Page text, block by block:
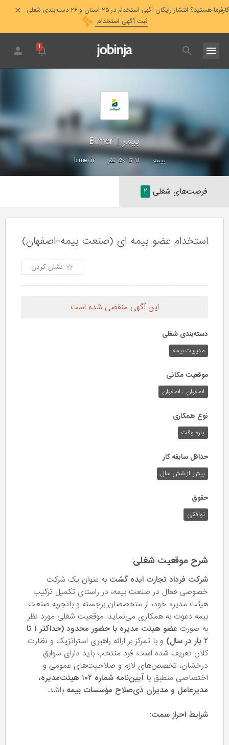
کارفرما هستید؟ انتشار رایگان آگهی استخدام در ۲۵ استان و ۲۶ دسته‌بندی شغلی
ثبت آگهی استخدام
۱
بیمر|
Bimer
بیمه ۱۱ تا ۵۰ نفر bimer.ir
فرصت‌های شغلی ۲
استخدام عضو بیمه ای (صنعت بیمه-اصفهان)
نشان کردن
این آگهی منقضی شده است
دسته‌بندی شغلی
مدیریت بیمه
موقعیت مکانی
اصفهان ، اصفهان
نوع همکاری
پاره وقت
حداقل سابقه کار
بیش از شش سال
حقوق
توافقی
شرح موقعیت شغلی
شرکت فرداد تجارت ایده گشت به عنوان یک شرکت
خصوصی فعال در صنعت بیمه، در راستای تکمیل ترکیب
هیئت مدیره خود، از متخصصان برجسته و باتجربه صنعت
بیمه دعوت به همکاری می‌نماید. موقعیت شغلی مورد نظر
به صورت
عضو هیئت مدیره با حضور محدود (حداکثر ۱ تا
۲ بار در سال)
و با تمرکز بر ارائه راهبری استراتژیک و نظارت
کلان تعریف شده است. فرد منتخب باید دارای سوابق
درخشان، تخصص‌های لازم و صلاحیت‌های عمومی و
اختصاصی منطبق با
آیین‌نامه شماره ۱۰۲ هیئت‌مدیره،
مدیرعامل و مدیران ذی‌صلاح مؤسسات بیمه باشد.
شرایط احراز سمت: